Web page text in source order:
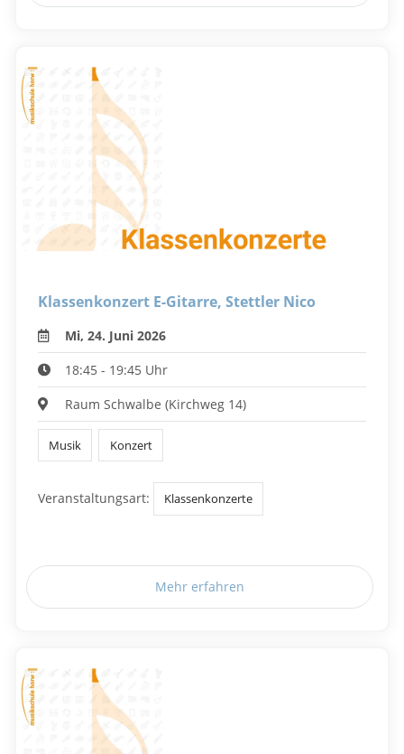
Klassenkonzert E-Gitarre, Stettler Nico
Mi, 24. Juni 2026
18:45 - 19:45 Uhr
Raum Schwalbe (Kirchweg 14)
Musik Konzert
Veranstaltungsart: Klassenkonzerte
Mehr erfahren